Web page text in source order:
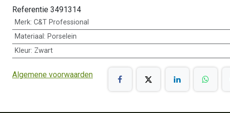
Referentie 3491314
Merk: C&T Professional
Materiaal : Porselein
Kleur: Zwart
Algemene voorwaarden